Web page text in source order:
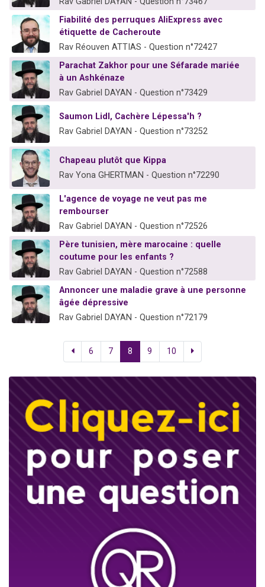
Fiabilité des perruques AliExpress avec
étiquette de Cacheroute
Rav Réouven ATTIAS - Question n°72427
Parachat Zakhor pour une Séfarade mariée
à un Ashkénaze
Rav Gabriel DAYAN - Question n°73429
Saumon Lidl, Cachère Lépessa'h ?
Rav Gabriel DAYAN - Question n°73252
Chapeau plutôt que Kippa
Rav Yona GHERTMAN - Question n°72290
L'agence de voyage ne veut pas me
rembourser
Rav Gabriel DAYAN - Question n°72526
Père tunisien, mère marocaine : quelle
coutume pour les enfants ?
Rav Gabriel DAYAN - Question n°72588
Annoncer une maladie grave à une personne
âgée dépressive
Rav Gabriel DAYAN - Question n°72179
6 7 8 9 10